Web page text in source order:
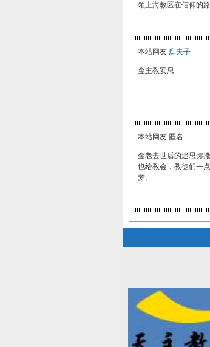
领上海教区在信仰的
本站网友 痴夫子
金主教安息
本站网友 匿名
金老去世后的追思弥
也给教会，教徒们一
梦。